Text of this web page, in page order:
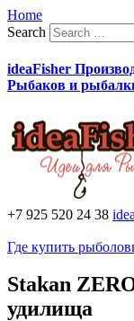
Home
Search
ideaFisher
Рыбаков и
+7 925 520 24 38
Где купить
Stakan
удилища